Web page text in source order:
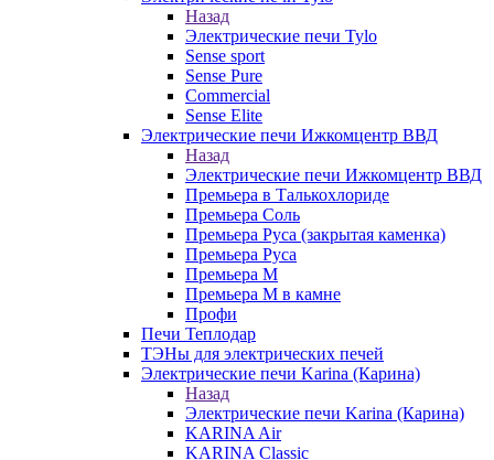
Назад
Электрические печи Tylo
Sense sport
Sense Pure
Commercial
Sense Elite
Электрические печи Ижкомцентр ВВД
Назад
Электрические печи Ижкомцентр ВВД
Премьера в Талькохлориде
Премьера Cоль
Премьера Руса (закрытая каменка)
Премьера Руса
Премьера М
Премьера М в камне
Профи
Печи Теплодар
ТЭНы для электрических печей
Электрические печи Karina (Карина)
Назад
Электрические печи Karina (Карина)
KARINA Air
KARINA Classic